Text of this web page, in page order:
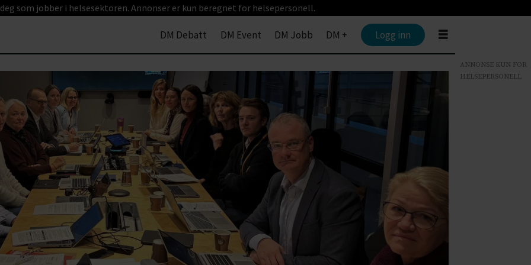
som jobber i helsesektoren. Annonser er kun beregnet for helsepersonell.
DM Debatt DM Event DM Jobb DM + Logg inn
ANNONSE KUN FOR
HELSEPERSONELL